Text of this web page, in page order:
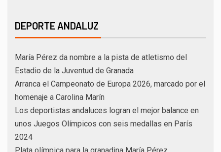
DEPORTE ANDALUZ
María Pérez da nombre a la pista de atletismo del
Estadio de la Juventud de Granada
Arranca el Campeonato de Europa 2026, marcado por el
homenaje a Carolina Marín
Los deportistas andaluces logran el mejor balance en
unos Juegos Olímpicos con seis medallas en París
2024
Plata olímpica para la granadina María Pérez